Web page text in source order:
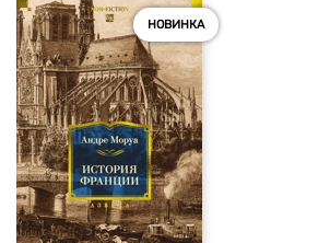
НОВИНКА